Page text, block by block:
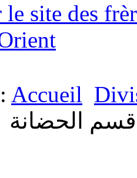
site des
Accueil
الحضانة